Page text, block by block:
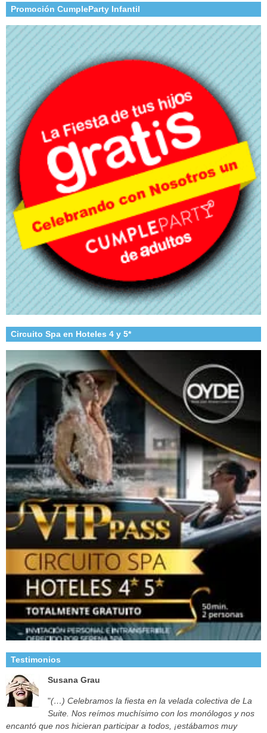
Promoción CumpleParty Infantil
Circuito Spa en Hoteles 4 y 5*
Testimonios
Susana Grau
"(…) Celebramos la fiesta en la velada colectiva de La
Suite. Nos reímos muchísimo con los monólogos y nos
encantó que nos hicieran participar a todos, ¡estábamos muy